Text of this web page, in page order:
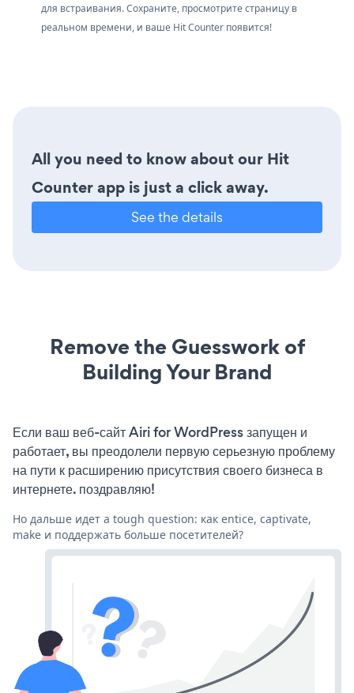
для встраивания. Сохраните, просмотрите страницу в
реальном времени, и ваше Hit Counter появится!
All you need to know about our Hit
Counter app is just a click away.
See the details
Remove the Guesswork of
Building Your Brand
Если ваш веб-сайт Airi for WordPress запущен и
работает, вы преодолели первую серьезную проблему
на пути к расширению присутствия своего бизнеса в
интернете. поздравляю!
Но дальше идет a tough question: как entice, captivate,
make и поддержать больше посетителей?